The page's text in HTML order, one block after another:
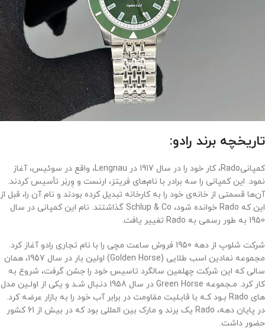
تاریخچه برند رادو:
کمپانیRado، کار خود را در سال 1917 در Lengnau، واقع در سوئیس، آغاز
نمود. این کمپانی را سه برادر با نام‌‌های فریتز، ارنست و وِرنِر تأسیس کردند.
آن‌‌ها قسمتی از خانه‌‌ی خود را به کارخانه تبدیل کرده بودند و نام آن را، قبل از
این که Rado خوانده شود، Schlup & Co گذاشتند. نام این کمپانی در سال
1950 به طور رسمی به Rado تغییر یافت.
شركت شلوپ از دهه 1950 فروش ساعت مچی را با نام تجاری رادو آغاز كرد.
مجموعه نمادین اسب طلایی (Golden Horse) اولین بار در سال 1957، همان
سالی که این شرکت چهلمین سالگرد تاسیس خود را جشن گرفت، شروع به
کار کرد. مـجموعه Green Horse در سال 1958 دنـبال شـد و یکی از اولـین مدل
های Rado بـود کـه با قابـلیت مقاومت در برابر آب خود را به بازار عرضه کرد.
در پایان دهه، Rado یک برند و مارک بین المللی بود که در بیش از 61 کشور
حضور داشت.